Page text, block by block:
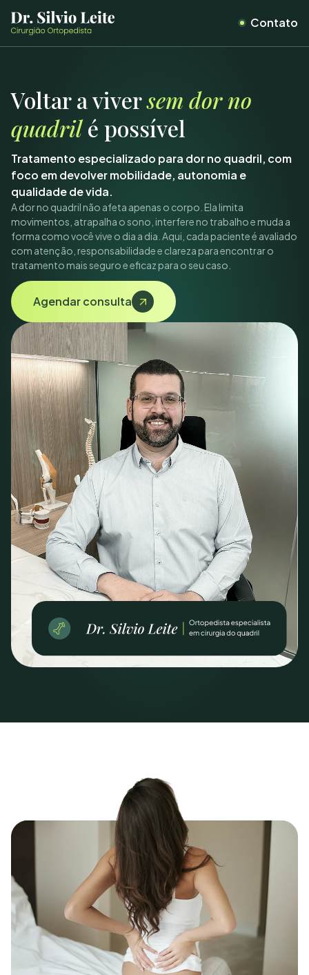
Contato
Voltar a viversem dor no
quadrilé possível
Tratamento especializado para dor no quadril, com
foco em devolver mobilidade, autonomia e
qualidade de vida.
A dor no quadril não afeta apenas o corpo. Ela limita
movimentos, atrapalha o sono, interfere no trabalho e muda a
forma como você vive o dia a dia. Aqui, cada paciente é avaliado
com atenção, responsabilidade e clareza para encontrar o
tratamento mais seguro e eficaz para o seu caso.
Agendar consulta
Continue explorando